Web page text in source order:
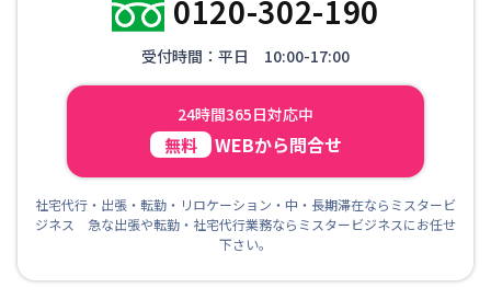
0120-302-190
受付時間：平日 10:00-17:00
24時間365日対応中
無料 WEBから問合せ
社宅代行・出張・転勤・リロケーション・中・長期滞在ならミスタービ
ジネス 急な出張や転勤・社宅代行業務ならミスタービジネスにお任せ
下さい。